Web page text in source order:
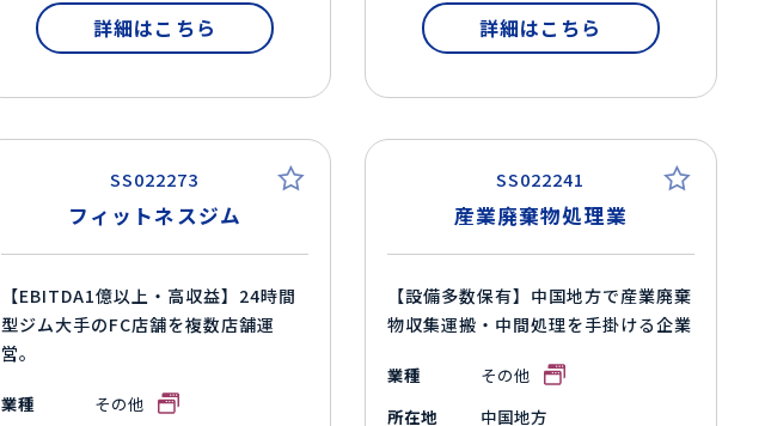
詳細はこちら 詳細はこちら
SS022273
フィットネスジム
【EBITDA1億以上・高収益】24時間
型ジム大手のFC店舗を複数店舗運
営。
業種
その他
SS022241
産業廃棄物処理業
【設備多数保有】中国地方で産業廃棄
物収集運搬・中間処理を手掛ける企業
業種
その他
所在地
中国地方